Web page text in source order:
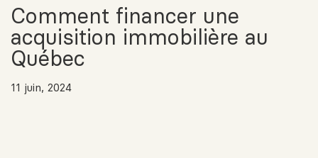
Comment financer une
acquisition immobilière au
Québec
11 juin, 2024